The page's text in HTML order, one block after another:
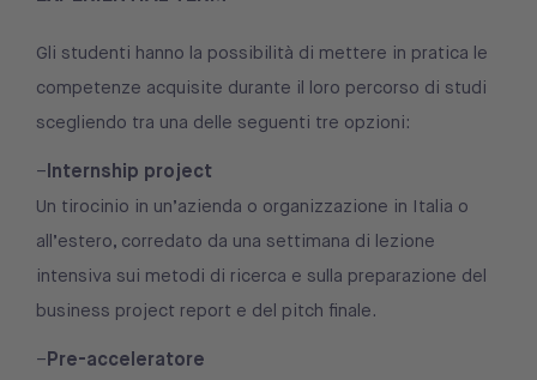
Gli studenti hanno la possibilità di mettere in pratica le
competenze acquisite durante il loro percorso di studi
scegliendo tra una delle seguenti tre opzioni:
–Internship project
Un tirocinio in un’azienda o organizzazione in Italia o
all’estero, corredato da una settimana di lezione
intensiva sui metodi di ricerca e sulla preparazione del
business project report e del pitch finale.
–Pre-acceleratore